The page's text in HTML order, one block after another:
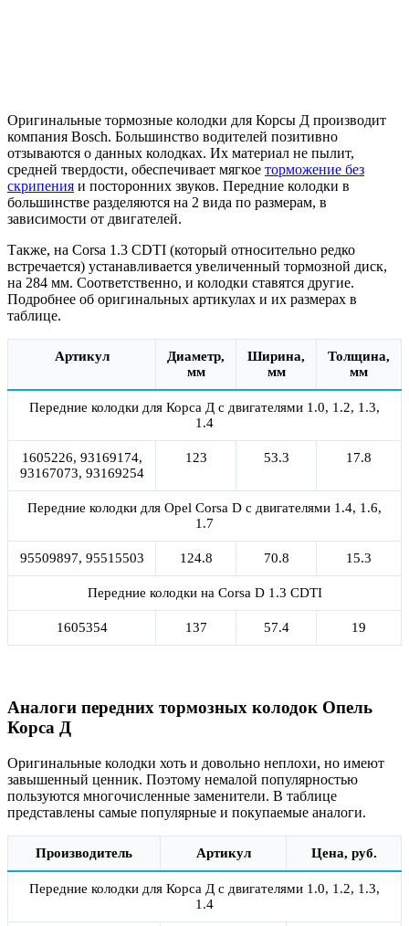
Оригинальные тормозные колодки для Корсы Д производит
компания Bosch. Большинство водителей позитивно
отзываются о данных колодках. Их материал не пылит,
средней твердости, обеспечивает мягкое торможение без
скрипения и посторонних звуков. Передние колодки в
большинстве разделяются на 2 вида по размерам, в
зависимости от двигателей.
Также, на Corsa 1.3 CDTI (который относительно редко
встречается) устанавливается увеличенный тормозной диск,
на 284 мм. Соответственно, и колодки ставятся другие.
Подробнее об оригинальных артикулах и их размерах в
таблице.
Артикул
Диаметр,
мм
Ширина,
мм
Толщина,
мм
Передние колодки для Корса Д с двигателями 1.0, 1.2, 1.3,
1.4
1605226, 93169174,
93167073, 93169254
123 53.3 17.8
Передние колодки для Opel Corsa D с двигателями 1.4, 1.6,
1.7
95509897, 95515503 124.8 70.8 15.3
Передние колодки на Corsa D 1.3 CDTI
1605354 137 57.4 19
Аналоги передних тормозных колодок Опель
Корса Д
Оригинальные колодки хоть и довольно неплохи, но имеют
завышенный ценник. Поэтому немалой популярностью
пользуются многочисленные заменители. В таблице
представлены самые популярные и покупаемые аналоги.
Производитель Артикул Цена, руб.
Передние колодки для Корса Д с двигателями 1.0, 1.2, 1.3,
1.4